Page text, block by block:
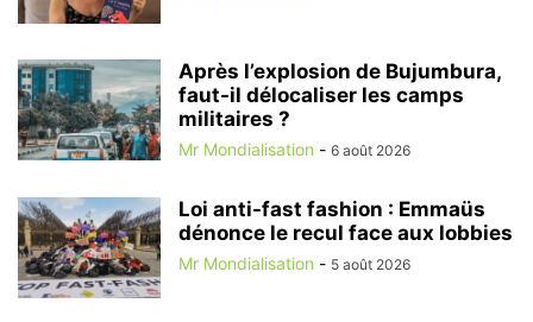
Après l’explosion de Bujumbura,
faut-il délocaliser les camps
militaires ?
Mr Mondialisation - 6 août 2026
Loi anti-fast fashion : Emmaüs
dénonce le recul face aux lobbies
Mr Mondialisation - 5 août 2026